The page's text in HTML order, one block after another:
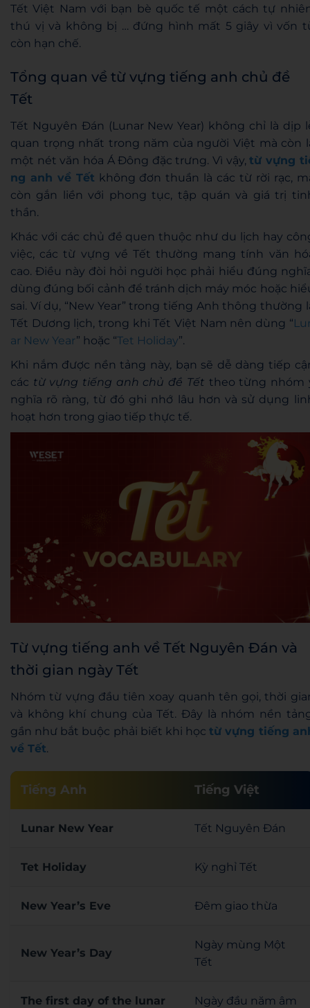
Tết Việt Nam với bạn bè quốc tế một cách tự
thú vị và không bị … đứng hình mất 5 giây vì vốn
còn hạn chế.
Tổng quan về từ vựng tiếng anh chủ đề
Tết
Tết Nguyên Đán (Lunar New Year) không chỉ là dịp
quan trọng nhất trong năm của người Việt mà còn
một nét văn hóa Á Đông đặc trưng. Vì vậy,từ vựng
ng anh về Tết không đơn thuần là các từ rời rạc,
còn gắn liền với phong tục, tập quán và giá trị
thần.
Khác với các chủ đề quen thuộc như du lịch hay
việc, các từ vựng về Tết thường mang tính văn
cao. Điều này đòi hỏi người học phải hiểu đúng
dùng đúng bối cảnh để tránh dịch máy móc hoặc
sai. Ví dụ, “New Year” trong tiếng Anh thông thường
Tết Dương lịch, trong khi Tết Việt Nam nên dùng “
ar New Year” hoặc “Tet Holiday”.
Khi nắm được nền tảng này, bạn sẽ dễ dàng tiếp
các từ vựng tiếng anh chủ đề Tết theo từng nhóm
nghĩa rõ ràng, từ đó ghi nhớ lâu hơn và sử dụng
hoạt hơn trong giao tiếp thực tế.
Từ vựng tiếng anh về Tết Nguyên Đán và
thời gian ngày Tết
Nhóm từ vựng đầu tiên xoay quanh tên gọi, thời
và không khí chung của Tết. Đây là nhóm nền
gần như bắt buộc phải biết khi họctừ vựng tiếng
về Tết.
Tiếng Anh Tiếng Việt
Lunar New Year Tết Nguyên Đán
Tet Holiday Kỳ nghỉ Tết
New Year’s Eve Đêm giao thừa
New Year’s Day
Ngày mùng Một
Tết
The first day of the lunar
Ngày đầu năm âm